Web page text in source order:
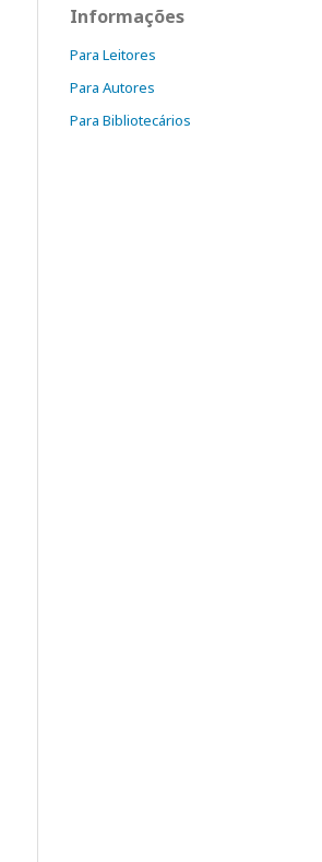
Informações
Para Leitores
Para Autores
Para Bibliotecários